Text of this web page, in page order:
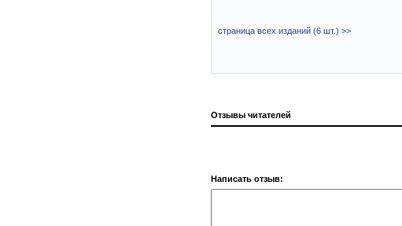
страница всех изданий (6 шт.) >>
Отзывы читателей
Написать отзыв: